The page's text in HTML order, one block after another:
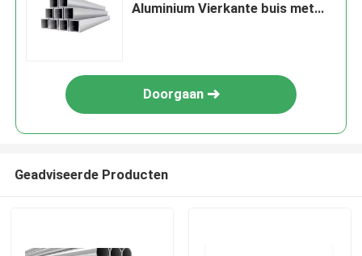
Aluminium Vierkante buis met
Doorgaan
Geadviseerde Producten